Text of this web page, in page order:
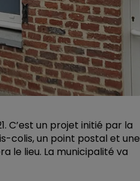
C’est un projet initié par la
colis, un point postal et une
le lieu. La municipalité va